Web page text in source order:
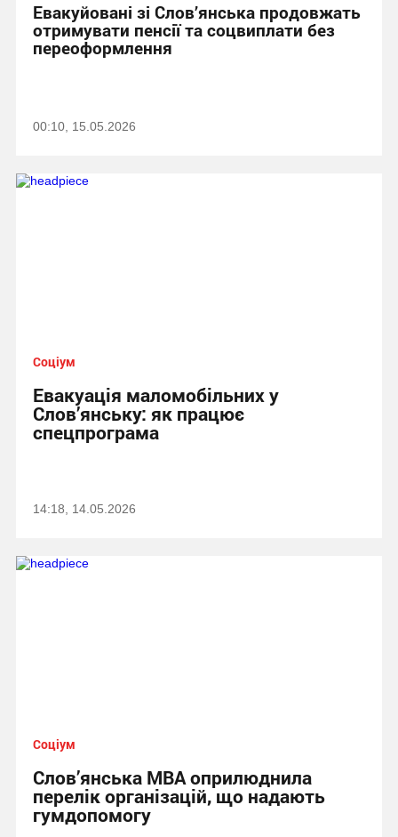
Евакуйовані зі Слов’янська продовжать
отримувати пенсії та соцвиплати без
переоформлення
00:10, 15.05.2026
Соціум
Евакуація маломобільних у
Слов’янську: як працює
спецпрограма
14:18, 14.05.2026
Соціум
Слов’янська МВА оприлюднила
перелік організацій, що надають
гумдопомогу